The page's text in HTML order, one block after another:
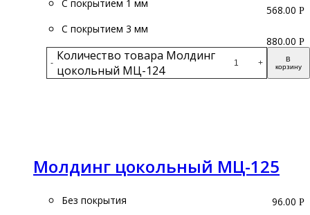
С покрытием 1 мм
С покрытием 3 мм
- Количество товара Молдинг
цокольный МЦ-124
+
В
корзину
568.00 Р
880.00 Р
Молдинг цокольный МЦ-125
Без покрытия
96.00 Р